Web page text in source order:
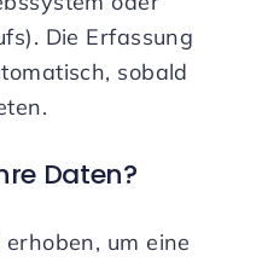
Die Erfassung
sobald
Daten?
um eine